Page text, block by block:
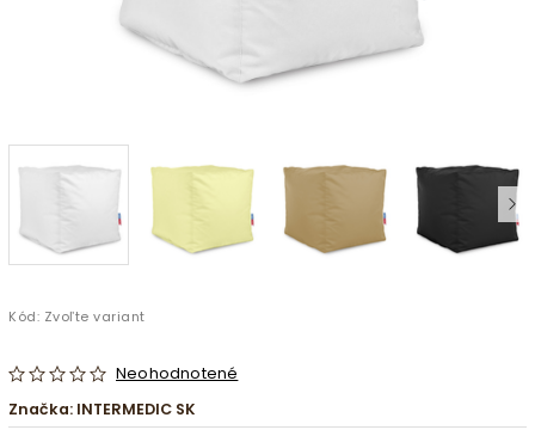
Kód: Zvoľte variant
Neohodnotené
Značka: INTERMEDIC SK